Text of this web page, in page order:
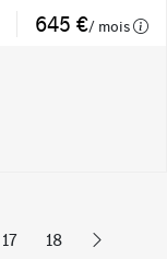
645 €/ mois
17 18